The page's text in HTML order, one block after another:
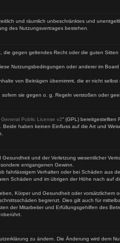
und räumlich unbeschränktes und
des Nutzungsvertrages bestehen.
gegen geltendes Recht oder die guten
Nutzungsbedingungen oder anderer im
von Beiträgen übernimmt, die er nicht
sie gegen o. g. Regeln verstoßen oder
General Public License v2“ (GPL) bereitgestellten
haben keinen Einfluss auf die Art und
und der Verletzung wesentlicher
entgangenen Gewinn.
fahrlässigem Verhalten oder bei Schäden aus
Schäden und im übrigen der Höhe nach
Körper und Gesundheit oder
begrenzt. Dies gilt auch für
der Mitarbeiter und Erfüllungsgehilfen des
zu ändern. Die Änderung wird dem